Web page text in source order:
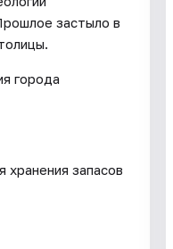
застыло в
города
запасов